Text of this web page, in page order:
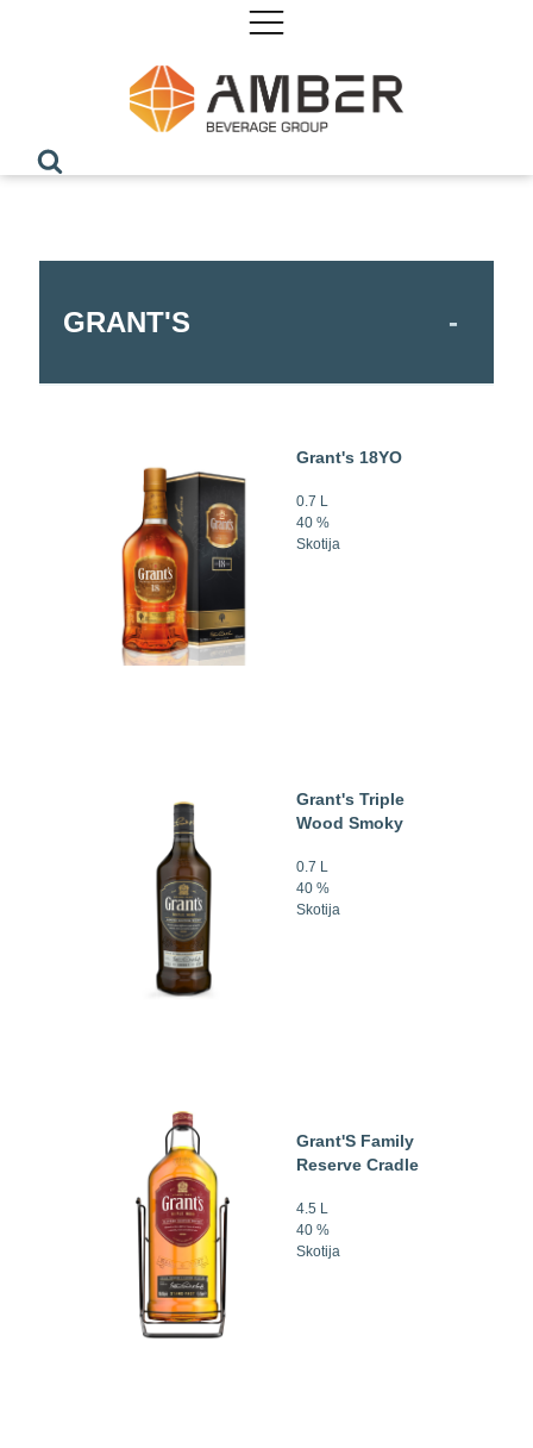
GRANT'S
Grant's 18YO
0.7 L
40 %
Skotija
Grant's Triple
Wood Smoky
0.7 L
40 %
Skotija
Grant'S Family
Reserve Cradle
4.5 L
40 %
Skotija